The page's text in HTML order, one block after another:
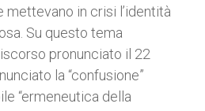
mettevano in crisi l’identità
Su questo tema
pronunciato il 22
la “confusione”
“ermeneutica della